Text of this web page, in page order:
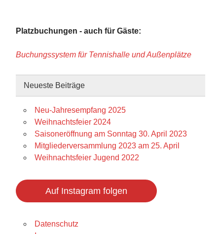
Platzbuchungen - auch für Gäste:
Buchungssystem für Tennishalle und Außenplätze
Neueste Beiträge
Neu-Jahresempfang 2025
Weihnachtsfeier 2024
Saisoneröffnung am Sonntag 30. April 2023
Mitgliederversammlung 2023 am 25. April
Weihnachtsfeier Jugend 2022
Auf Instagram folgen
Datenschutz